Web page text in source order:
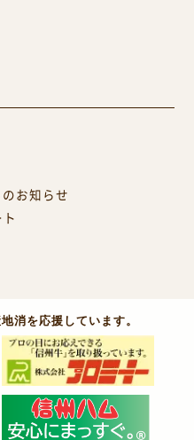
お知らせ
消を応援しています。